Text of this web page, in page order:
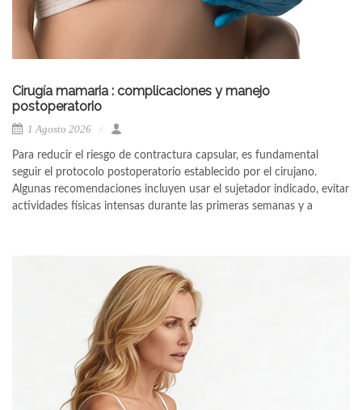
Cirugía mamaria : complicaciones y manejo
postoperatorio
1 Agosto 2026
Para reducir el riesgo de contractura capsular, es fundamental
seguir el protocolo postoperatorio establecido por el cirujano.
Algunas recomendaciones incluyen usar el sujetador indicado, evitar
actividades físicas intensas durante las primeras semanas y a